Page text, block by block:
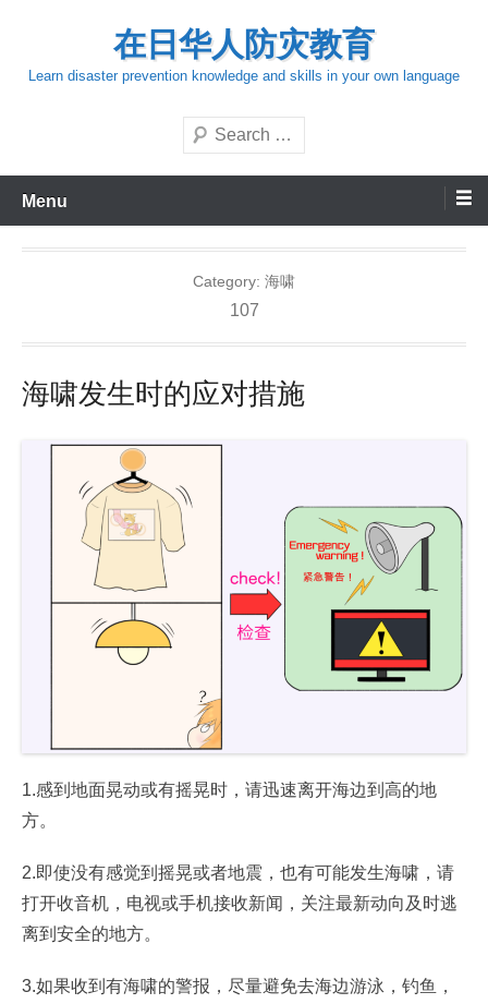
content
在日华人防灾教育
Learn disaster prevention knowledge and skills in your own language
Search
Menu
Category: 海啸
107
海啸发生时的应对措施
1.感到地面晃动或有摇晃时，请迅速离开海边到高的地
方。
2.即使没有感觉到摇晃或者地震，也有可能发生海啸，请
打开收音机，电视或手机接收新闻，关注最新动向及时逃
离到安全的地方。
3.如果收到有海啸的警报，尽量避免去海边游泳，钓鱼，